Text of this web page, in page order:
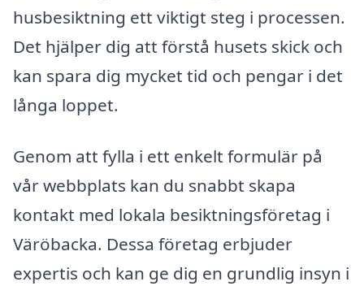
husbesiktning ett viktigt steg i processen.
Det hjälper dig att förstå husets skick och
kan spara dig mycket tid och pengar i det
långa loppet.
Genom att fylla i ett enkelt formulär på
vår webbplats kan du snabbt skapa
kontakt med lokala besiktningsföretag i
Väröbacka. Dessa företag erbjuder
expertis och kan ge dig en grundlig insyn i